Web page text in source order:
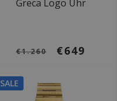
Greca Logo Uhr
€1.260 €649
SALE